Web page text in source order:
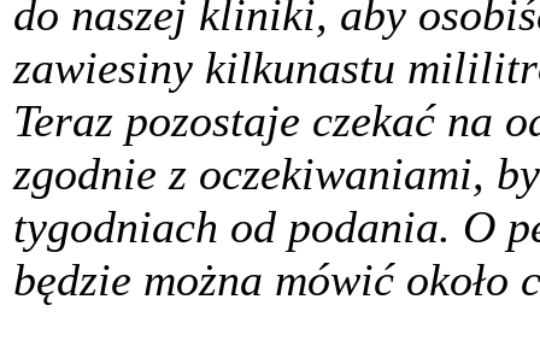
do naszej kliniki, aby
zawiesiny kilkunastu
Teraz pozostaje czekać na
zgodnie z oczekiwaniami,
tygodniach od podania. O
będzie można mówić